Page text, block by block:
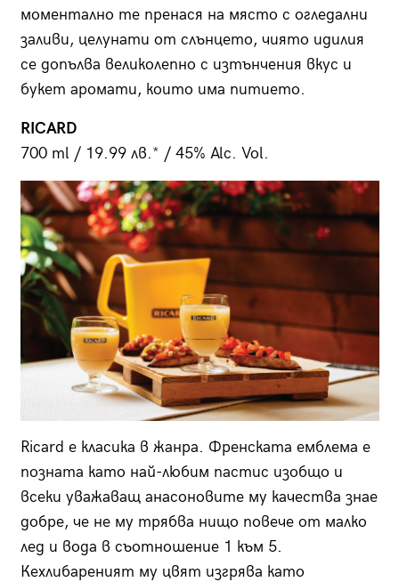
моментално те пренася на място с огледални
заливи, целунати от слънцето, чиято идилия
се допълва великолепно с изтънчения вкус и
букет аромати, които има питието.
RICARD
700 ml / 19.99 лв.* / 45% Alc. Vol.
Ricard е класика в жанра. Френската емблема е
позната като най-любим пастис изобщо и
всеки уважаващ анасоновите му качества знае
добре, че не му трябва нищо повече от малко
лед и вода в съотношение 1 към 5.
Кехлибареният му цвят изгрява като